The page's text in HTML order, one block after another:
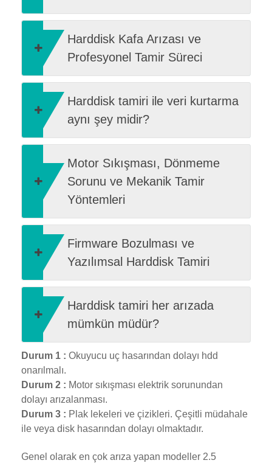
Harddisk Kafa Arızası ve
Profesyonel Tamir Süreci
Harddisk tamiri ile veri kurtarma
aynı şey midir?
Motor Sıkışması, Dönmeme
Sorunu ve Mekanik Tamir
Yöntemleri
Firmware Bozulması ve
Yazılımsal Harddisk Tamiri
Harddisk tamiri her arızada
mümkün müdür?
Durum 1 : Okuyucu uç hasarından dolayı hdd
onarılmalı.
Durum 2 : Motor sıkışması elektrik sorunundan
dolayı arızalanması.
Durum 3 : Plak lekeleri ve çizikleri. Çeşitli müdahale
ile veya disk hasarından dolayı olmaktadır.
Genel olarak en çok arıza yapan modeller 2.5